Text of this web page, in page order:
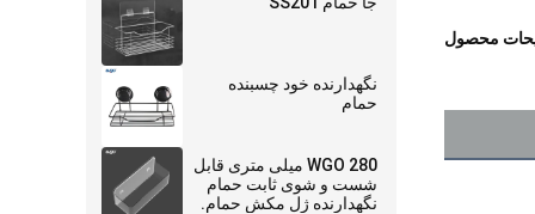
نگهدارنده خود چسبنده
حمام
WGO 280 میلی متری قابل
شست و شوی ثابت حمام
نگهدارنده ژل مکش حمام.
محصول